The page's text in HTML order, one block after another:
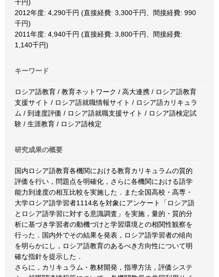
千円)
2012年度: 4,290千円 (直接経費: 3,300千円、間接経費: 990
千円)
2011年度: 4,940千円 (直接経費: 3,800千円、間接経費:
1,140千円)
キーワード
ロシア語教育 / 教育ネットワーク / 高大連携 / ロシア語教育
支援サイト / ロシア語就職情報サイト / ロシア語カリキュラ
ム / 到達度評価 / ロシア語就職支援サイト / ロシア語検定試
験 / 生涯教育 / ロシア語検定
研究成果の概要
国内ロシア語教育各機関における教育カリキュラムの質的
評価を行い，問題点を明確化，さらに各機関における語学
能力到達度の相互比較を実施した．また全国高校・高専・
大学ロシア語学習者1114名を対象にアンケート「ロシア語
とロシア語学習に対する意識調査」を実施，量的・質的分
析に基づき学習者の動機づけと学習環境との相関性観察を
行った．国内外でその結果を発表，ロシア語学習者の傾向
を明らかにし，ロシア語教育のあるべき方向性について明
確な指針を提示した．
さらに，カリキュラム・教材開発，指導方法，評価システ